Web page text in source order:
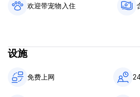
取消政策：抵达前 2 天。如果延迟取消或
该酒店可能会在您抵达前对您的银行卡进行
欢迎带宠物入住
设施
免费上网